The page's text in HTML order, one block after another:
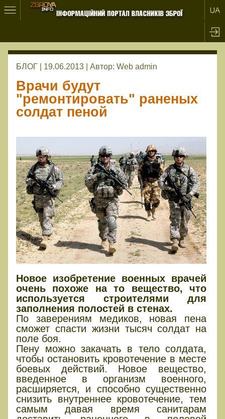
БЛОГ | 19.06.2013 | Автор: Web admin
Врачи будут
"ремонтировать" раненых
солдат пеной
Новое изобретение военных врачей
очень похоже на то вещество, что
используется строителями для
заполнения полостей в стенах.
По заверениям медиков, новая пена
сможет спасти жизни тысяч солдат на
поле боя.
Пену можно закачать в тело солдата,
чтобы остановить кровотечение в месте
боевых действий. Новое вещество,
введенное в организм военного,
расширяется, и способно существенно
снизить внутреннее кровотечение, тем
самым давая время санитарам